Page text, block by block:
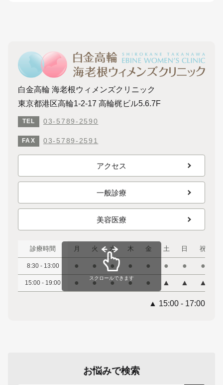
白金高輪 海老根ウィメンズクリニック
東京都港区高輪1-2-17 高輪梶ビル5.6.7F
TEL 03-5789-2590
FAX 03-5789-2591
アクセス
一般診療
美容医療
診療時間 月 火 水 木 金 土 日 祝
8:30 - 13:00 ● ● ● ● ● ● ● ●
15:00 - 19:00 ● ● ● ● ● ▲ ▲ ▲
スクロールできます
▲ 15:00 - 17:00
お悩みで検索